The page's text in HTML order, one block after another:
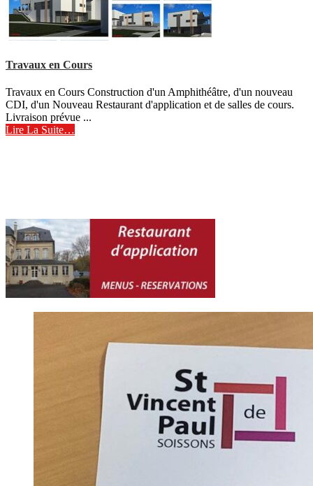
Travaux en Cours
Travaux en Cours Construction d'un Amphithéâtre, d'un nouveau
CDI, d'un Nouveau Restaurant d'application et de salles de cours.
Livraison prévue ...
Lire La Suite…